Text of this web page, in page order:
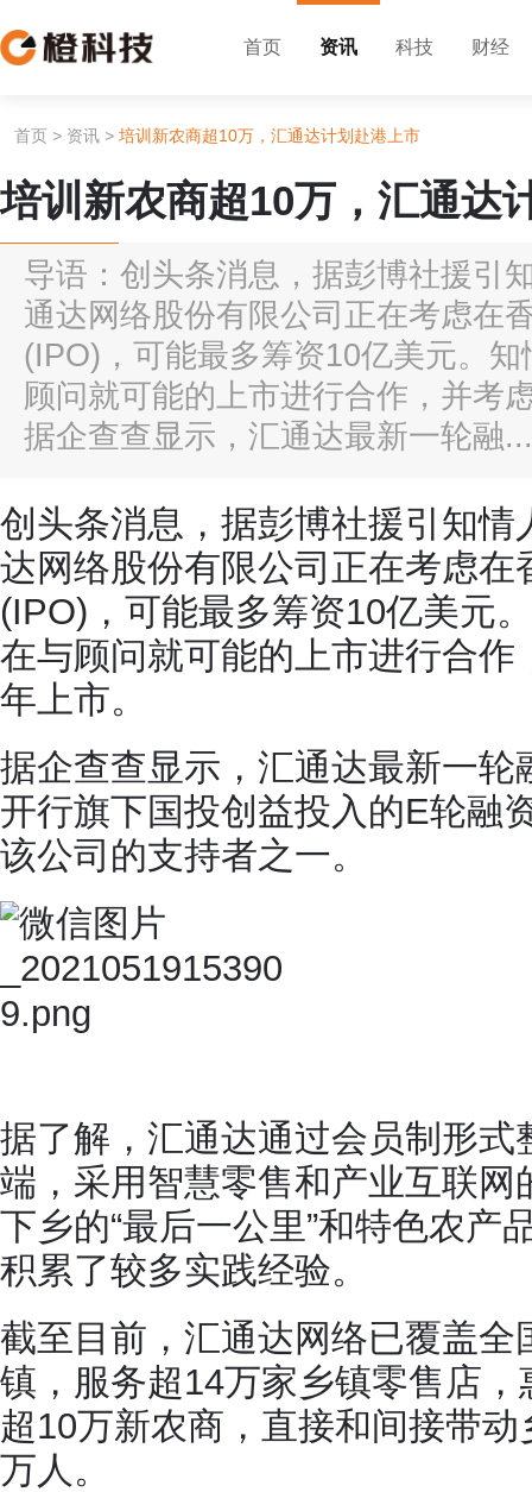
首页 资讯 科技 财经
首页 > 资讯 > 培训新农商超10万，汇通达计划赴港上市
培训新农商超10万，汇通达
导语：创头条消息，据彭博社援引
通达网络股份有限公司正在考虑在
(IPO)，可能最多筹资10亿美元。
顾问就可能的上市进行合作，并考
据企查查显示，汇通达最新一轮融...
创头条消息，据彭博社援引知
达网络股份有限公司正在考虑在
(IPO)，可能最多筹资10亿美元
在与顾问就可能的上市进行合
年上市。
据企查查显示，汇通达最新一轮
开行旗下国投创益投入的E轮融
该公司的支持者之一。
据了解，汇通达通过会员制形
端，采用智慧零售和产业互联
下乡的“最后一公里”和特色农产
积累了较多实践经验。
截至目前，汇通达网络已覆盖全
镇，服务超14万家乡镇零售店
超10万新农商，直接和间接带
万人。